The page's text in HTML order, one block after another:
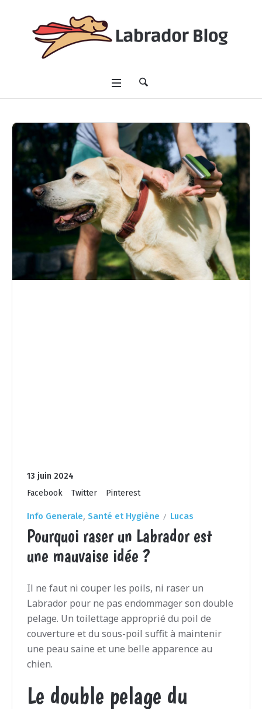
13 juin 2024
Facebook
Twitter Pinterest
Info Generale, Santé et Hygiène Lucas
Pourquoi raser un Labrador est
une mauvaise idée ?
Il ne faut ni couper les poils, ni raser un
Labrador pour ne pas endommager son double
pelage. Un toilettage approprié du poil de
couverture et du sous-poil suffit à maintenir
une peau saine et une belle apparence au
chien.
Le double pelage du